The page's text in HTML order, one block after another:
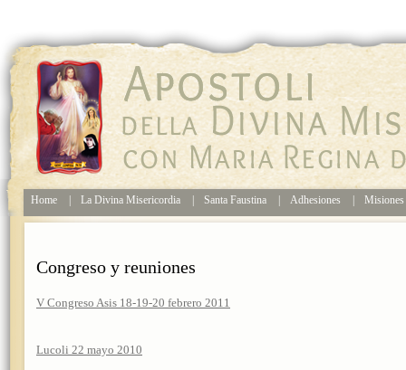
Home La Divina Misericordia Santa Faustina Adhesiones Misiones
Congreso y reuniones
V Congreso Asis 18-19-20 febrero 2011
Lucoli 22 mayo 2010